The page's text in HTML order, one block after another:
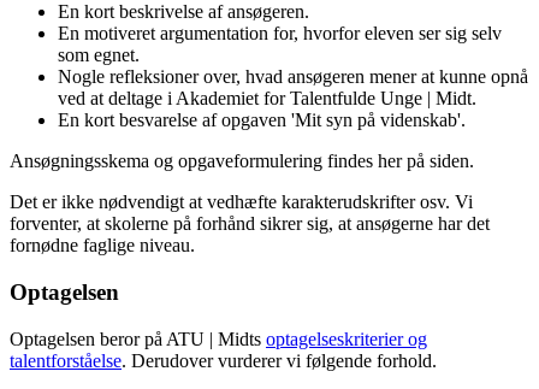
En kort beskrivelse af ansøgeren.
En motiveret argumentation for, hvorfor eleven ser sig selv
som egnet.
Nogle refleksioner over, hvad ansøgeren mener at kunne opnå
ved at deltage i Akademiet for Talentfulde Unge | Midt.
En kort besvarelse af opgaven 'Mit syn på videnskab'.
Ansøgningsskema og opgaveformulering findes her på siden.
Det er ikke nødvendigt at vedhæfte karakterudskrifter osv. Vi
forventer, at skolerne på forhånd sikrer sig, at ansøgerne har det
fornødne faglige niveau.
Optagelsen
Optagelsen beror på ATU | Midts optagelseskriterier og
talentforståelse. Derudover vurderer vi følgende forhold.